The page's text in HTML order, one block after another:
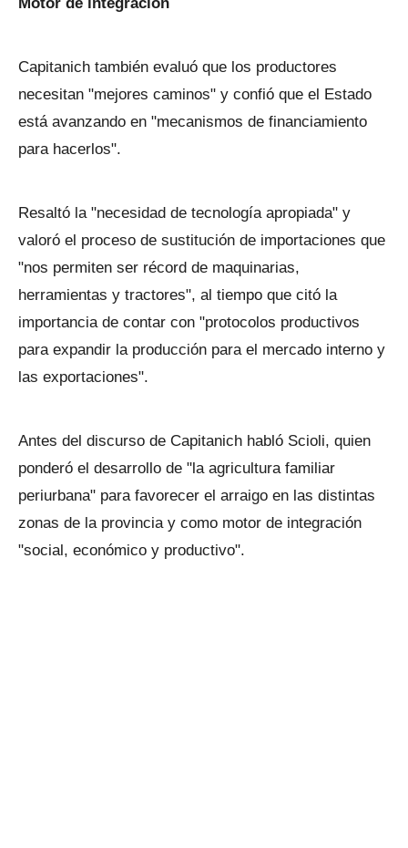
Capitanich también evaluó que los productores
necesitan "mejores caminos" y confió que el Estado
está avanzando en "mecanismos de financiamiento
para hacerlos".
Resaltó la "necesidad de tecnología apropiada" y
valoró el proceso de sustitución de importaciones que
"nos permiten ser récord de maquinarias,
herramientas y tractores", al tiempo que citó la
importancia de contar con "protocolos productivos
para expandir la producción para el mercado interno y
las exportaciones".
Antes del discurso de Capitanich habló Scioli, quien
ponderó el desarrollo de "la agricultura familiar
periurbana" para favorecer el arraigo en las distintas
zonas de la provincia y como motor de integración
"social, económico y productivo".